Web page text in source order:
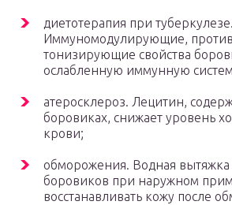
диетотерапия при туберкулезе.
Иммуномодулирующие,
тонизирующие свойства
ослабленную иммунную
атеросклероз. Лецитин,
боровиках, снижает уровень
крови;
обморожения. Водная
боровиков при наружном
восстанавливать кожу после